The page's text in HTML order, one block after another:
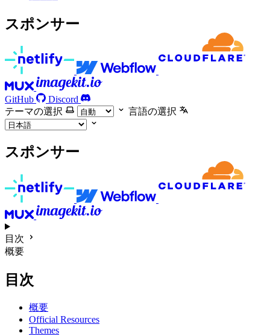
スポンサー
GitHub
Discord
テーマの選択
言語の選択
スポンサー
目次
概要
目次
概要
Official Resources
Themes